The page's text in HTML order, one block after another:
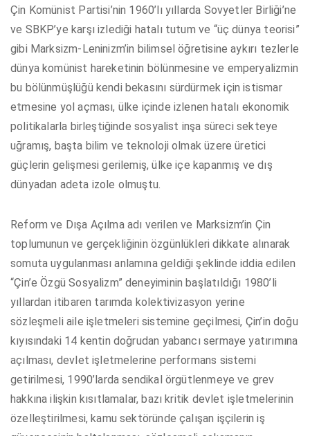
Çin Komünist Partisi’nin 1960’lı yıllarda Sovyetler Birliği’ne
ve SBKP’ye karşı izlediği hatalı tutum ve “üç dünya teorisi”
gibi Marksizm-Leninizm’in bilimsel öğretisine aykırı tezlerle
dünya komünist hareketinin bölünmesine ve emperyalizmin
bu bölünmüşlüğü kendi bekasını sürdürmek için istismar
etmesine yol açması, ülke içinde izlenen hatalı ekonomik
politikalarla birleştiğinde sosyalist inşa süreci sekteye
uğramış, başta bilim ve teknoloji olmak üzere üretici
güçlerin gelişmesi gerilemiş, ülke içe kapanmış ve dış
dünyadan adeta izole olmuştu.
Reform ve Dışa Açılma adı verilen ve Marksizm’in Çin
toplumunun ve gerçekliğinin özgünlükleri dikkate alınarak
somuta uygulanması anlamına geldiği şeklinde iddia edilen
“Çin’e Özgü Sosyalizm” deneyiminin başlatıldığı 1980’li
yıllardan itibaren tarımda kolektivizasyon yerine
sözleşmeli aile işletmeleri sistemine geçilmesi, Çin’in doğu
kıyısındaki 14 kentin doğrudan yabancı sermaye yatırımına
açılması, devlet işletmelerine performans sistemi
getirilmesi, 1990’larda sendikal örgütlenmeye ve grev
hakkına ilişkin kısıtlamalar, bazı kritik devlet işletmelerinin
özelleştirilmesi, kamu sektöründe çalışan işçilerin iş